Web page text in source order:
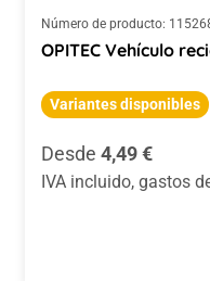
Número de producto:
OPITEC Vehículo
Variantes disponibles
Precio normal:
Desde 4,49 €
IVA incluido, gastos